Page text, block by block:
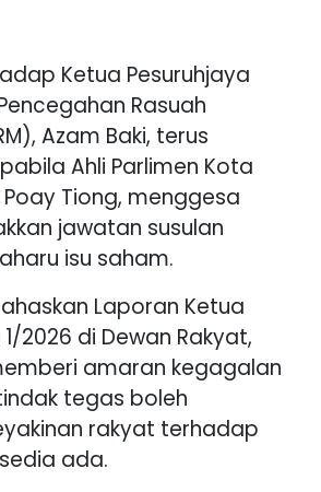
Ketua Pesuruhjaya
Rasuah
Azam Baki, terus
Ahli Parlimen Kota
Poay Tiong, menggesa
jawatan susulan
isu saham.
Laporan Ketua
2026 di Dewan Rakyat,
amaran kegagalan
tegas boleh
rakyat terhadap
ada.